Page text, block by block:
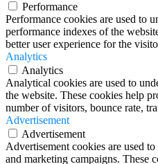
Performance
Performance cookies are used to
performance indexes of the
better user experience for the
Analytics
Analytics
Analytical cookies are used to
the website. These cookies help
number of visitors, bounce rate,
Advertisement
Advertisement
Advertisement cookies are used
and marketing campaigns. These